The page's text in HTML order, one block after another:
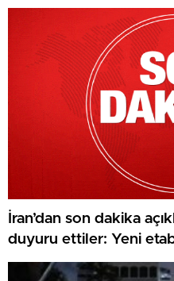
İran’dan son dakika
duyuru ettiler: Yeni